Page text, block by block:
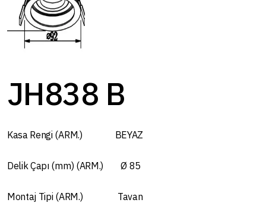
JH838 B
Kasa Rengi (ARM.) BEYAZ
Delik Çapı (mm) (ARM.) Ø 85
Montaj Tipi (ARM.) Tavan